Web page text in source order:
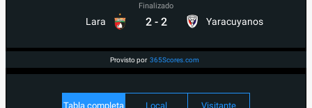
Lara
Finalizado
2 - 2 Yaracuyanos
Provisto por 365Scores.com
Tabla completa Local Visitante